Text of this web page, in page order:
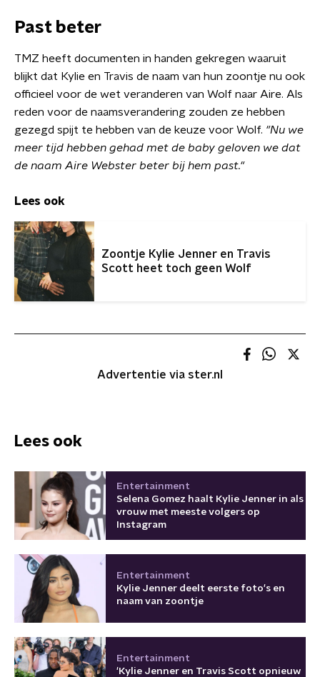
Past beter
TMZ heeft documenten in handen gekregen waaruit
blijkt dat Kylie en Travis de naam van hun zoontje nu ook
officieel voor de wet veranderen van Wolf naar Aire. Als
reden voor de naamsverandering zouden ze hebben
gezegd spijt te hebben van de keuze voor Wolf. "Nu we
meer tijd hebben gehad met de baby geloven we dat
de naam Aire Webster beter bij hem past."
Lees ook
Zoontje Kylie Jenner en Travis
Scott heet toch geen Wolf
Advertentie via ster.nl
Lees ook
Entertainment
Selena Gomez haalt Kylie Jenner in als
vrouw met meeste volgers op
Instagram
Entertainment
Kylie Jenner deelt eerste foto's en
naam van zoontje
Entertainment
'Kylie Jenner en Travis Scott opnieuw